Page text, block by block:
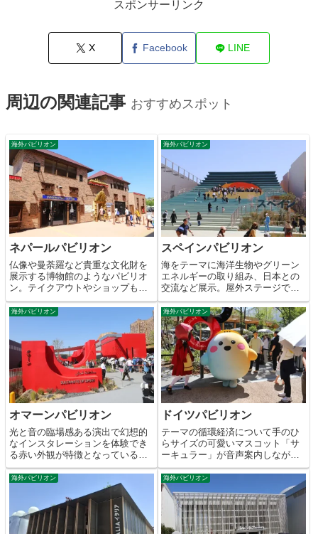
スポンサーリンク
X Facebook LINE
周辺の関連記事 おすすめスポット
海外パビリオン
ネパールパビリオン
仏像や曼荼羅など貴重な文化財を
展示する博物館のようなパビリオ
ン。テイクアウトやショップも充
実。
海外パビリオン
スペインパビリオン
海をテーマに海洋生物やグリーン
エネルギーの取り組み、日本との
交流など展示。屋外ステージでフ
ラメンコショーも開催。
海外パビリオン
オマーンパビリオン
光と音の臨場感ある演出で幻想的
なインスタレーションを体験でき
る赤い外観が特徴となっているパ
ビリオン。
海外パビリオン
ドイツパビリオン
テーマの循環経済について手のひ
らサイズの可愛いマスコット「サ
ーキュラー」が音声案内しながら
巡るパビリオン。
海外パビリオン 海外パビリオン